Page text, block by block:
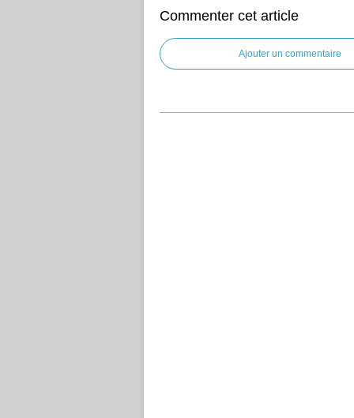
Commenter cet article
Ajouter un commentaire